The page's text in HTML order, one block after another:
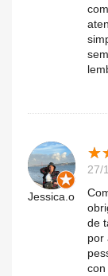
Jessica.o
★
★
27/
de
por
con